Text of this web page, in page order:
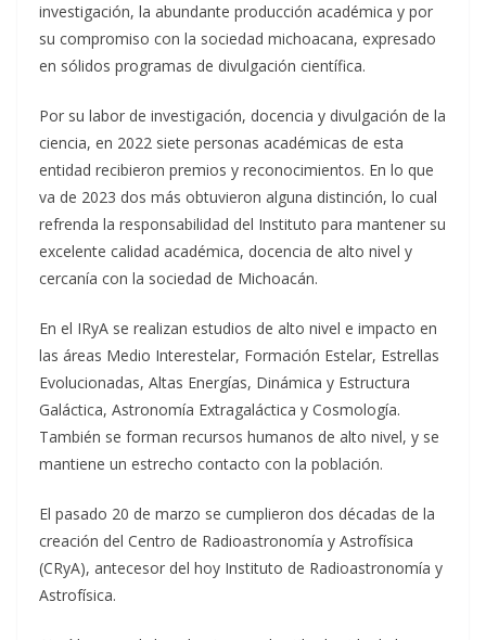
investigación, la abundante producción académica y por
su compromiso con la sociedad michoacana, expresado
en sólidos programas de divulgación científica.
Por su labor de investigación, docencia y divulgación de la
ciencia, en 2022 siete personas académicas de esta
entidad recibieron premios y reconocimientos. En lo que
va de 2023 dos más obtuvieron alguna distinción, lo cual
refrenda la responsabilidad del Instituto para mantener su
excelente calidad académica, docencia de alto nivel y
cercanía con la sociedad de Michoacán.
En el IRyA se realizan estudios de alto nivel e impacto en
las áreas Medio Interestelar, Formación Estelar, Estrellas
Evolucionadas, Altas Energías, Dinámica y Estructura
Galáctica, Astronomía Extragaláctica y Cosmología.
También se forman recursos humanos de alto nivel, y se
mantiene un estrecho contacto con la población.
El pasado 20 de marzo se cumplieron dos décadas de la
creación del Centro de Radioastronomía y Astrofísica
(CRyA), antecesor del hoy Instituto de Radioastronomía y
Astrofísica.